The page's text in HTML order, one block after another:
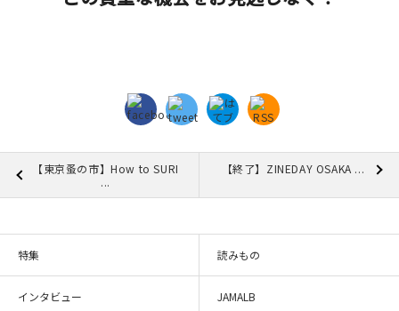
【東京蚤の市】How to SURI
...
【終了】ZINEDAY OSAKA ...
特集 読みもの
インタビュー JAMALB